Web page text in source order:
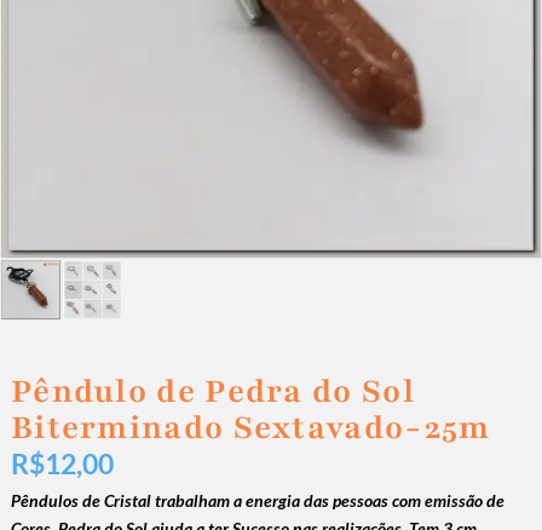
Pêndulo de Pedra do Sol
Biterminado Sextavado-25m
R$12,00
Pêndulos de Cristaltrabalham a energia das pessoas com emissão de